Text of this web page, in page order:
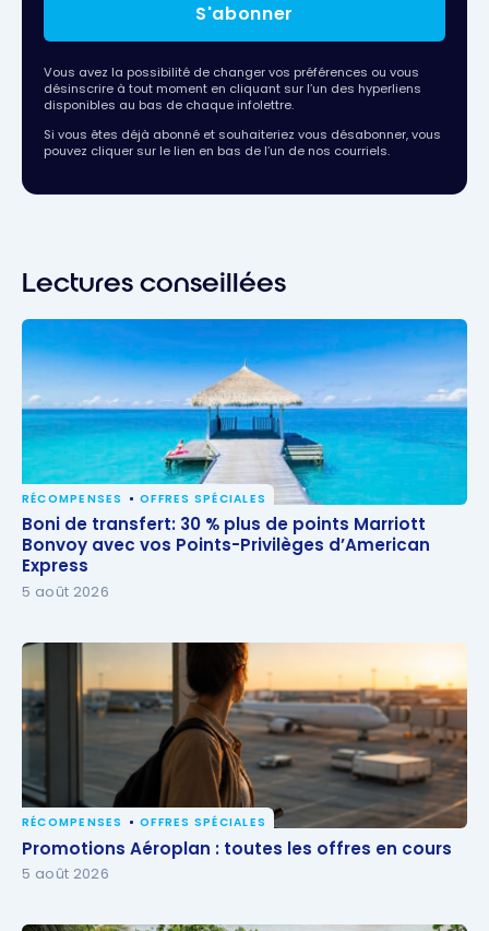
S'abonner
Vous avez la possibilité de changer vos préférences ou vous
désinscrire à tout moment en cliquant sur l’un des hyperliens
disponibles au bas de chaque infolettre.
Si vous êtes déjà abonné et souhaiteriez vous désabonner, vous
pouvez cliquer sur le lien en bas de l’un de nos courriels.
Lectures conseillées
Boni de transfert: 30 % plus de points Marriott
Bonvoy avec vos Points-Privilèges d’American
Express
RÉCOMPENSES OFFRES SPÉCIALES
Boni de transfert: 30 % plus de points Marriott
Bonvoy avec vos Points-Privilèges d’American
Express
5 août 2026
Promotions Aéroplan : toutes les offres en cours
RÉCOMPENSES OFFRES SPÉCIALES
Promotions Aéroplan : toutes les offres en cours
5 août 2026